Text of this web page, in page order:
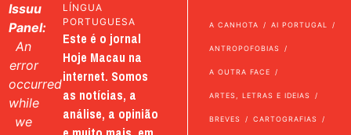
Issuu
Panel:
An
error
occurred
while
we
LÍNGUA
PORTUGUESA
Este é o jornal
Hoje Macau na
internet. Somos
as notícias, a
análise, a opinião
A CANHOTA AI PORTUGAL
ANTROPOFOBIAS
A OUTRA FACE
ARTES, LETRAS E IDEIAS
BREVES CARTOGRAFIAS